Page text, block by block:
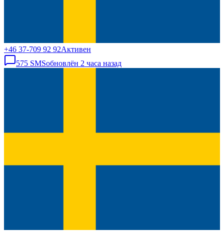
+46 37-709 92 92Активен
575 SMSобновлён 2 часа назад